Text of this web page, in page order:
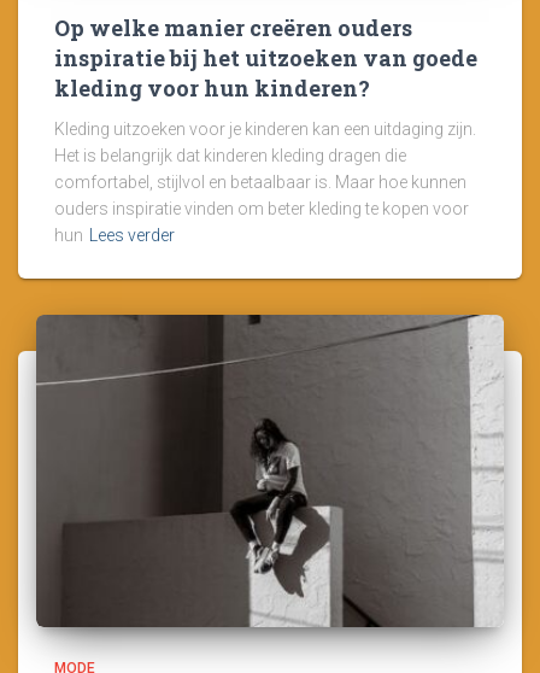
Op welke manier creëren ouders
inspiratie bij het uitzoeken van goede
kleding voor hun kinderen?
Kleding uitzoeken voor je kinderen kan een uitdaging zijn.
Het is belangrijk dat kinderen kleding dragen die
comfortabel, stijlvol en betaalbaar is. Maar hoe kunnen
ouders inspiratie vinden om beter kleding te kopen voor
hun Lees verder
MODE